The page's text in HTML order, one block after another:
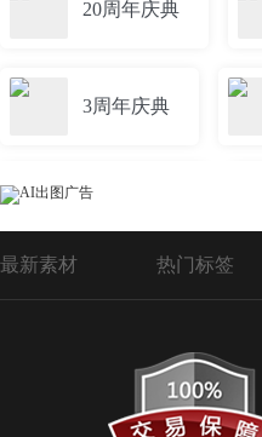
20周年庆典
3周年庆典
40周年庆典
四周年庆典
五周年庆典
最新素材 热门标签